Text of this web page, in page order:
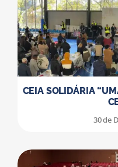
CEIA SOLIDÁRIA
30 de